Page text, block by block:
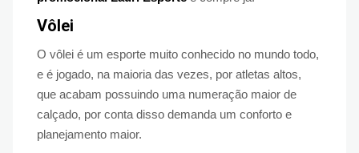
Vôlei
O vôlei é um esporte muito conhecido no mundo todo,
e é jogado, na maioria das vezes, por atletas altos,
que acabam possuindo uma numeração maior de
calçado, por conta disso demanda um conforto e
planejamento maior.